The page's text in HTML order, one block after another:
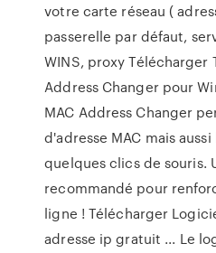
votre carte réseau (
passerelle par défaut,
WINS, proxy Télécharger
Address Changer pour
MAC Address Changer
d'adresse MAC mais
quelques clics de souris.
recommandé pour
ligne ! Télécharger
adresse ip gratuit ... Le